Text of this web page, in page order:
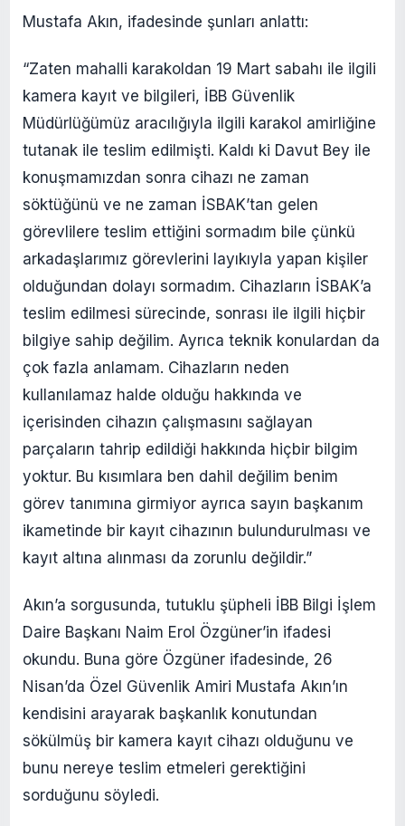
Mustafa Akın, ifadesinde şunları anlattı:
“Zaten mahalli karakoldan 19 Mart sabahı ile ilgili
kamera kayıt ve bilgileri, İBB Güvenlik
Müdürlüğümüz aracılığıyla ilgili karakol amirliğine
tutanak ile teslim edilmişti. Kaldı ki Davut Bey ile
konuşmamızdan sonra cihazı ne zaman
söktüğünü ve ne zaman İSBAK’tan gelen
görevlilere teslim ettiğini sormadım bile çünkü
arkadaşlarımız görevlerini layıkıyla yapan kişiler
olduğundan dolayı sormadım. Cihazların İSBAK’a
teslim edilmesi sürecinde, sonrası ile ilgili hiçbir
bilgiye sahip değilim. Ayrıca teknik konulardan da
çok fazla anlamam. Cihazların neden
kullanılamaz halde olduğu hakkında ve
içerisinden cihazın çalışmasını sağlayan
parçaların tahrip edildiği hakkında hiçbir bilgim
yoktur. Bu kısımlara ben dahil değilim benim
görev tanımına girmiyor ayrıca sayın başkanım
ikametinde bir kayıt cihazının bulundurulması ve
kayıt altına alınması da zorunlu değildir.”
Akın’a sorgusunda, tutuklu şüpheli İBB Bilgi İşlem
Daire Başkanı Naim Erol Özgüner’in ifadesi
okundu. Buna göre Özgüner ifadesinde, 26
Nisan’da Özel Güvenlik Amiri Mustafa Akın’ın
kendisini arayarak başkanlık konutundan
sökülmüş bir kamera kayıt cihazı olduğunu ve
bunu nereye teslim etmeleri gerektiğini
sorduğunu söyledi.